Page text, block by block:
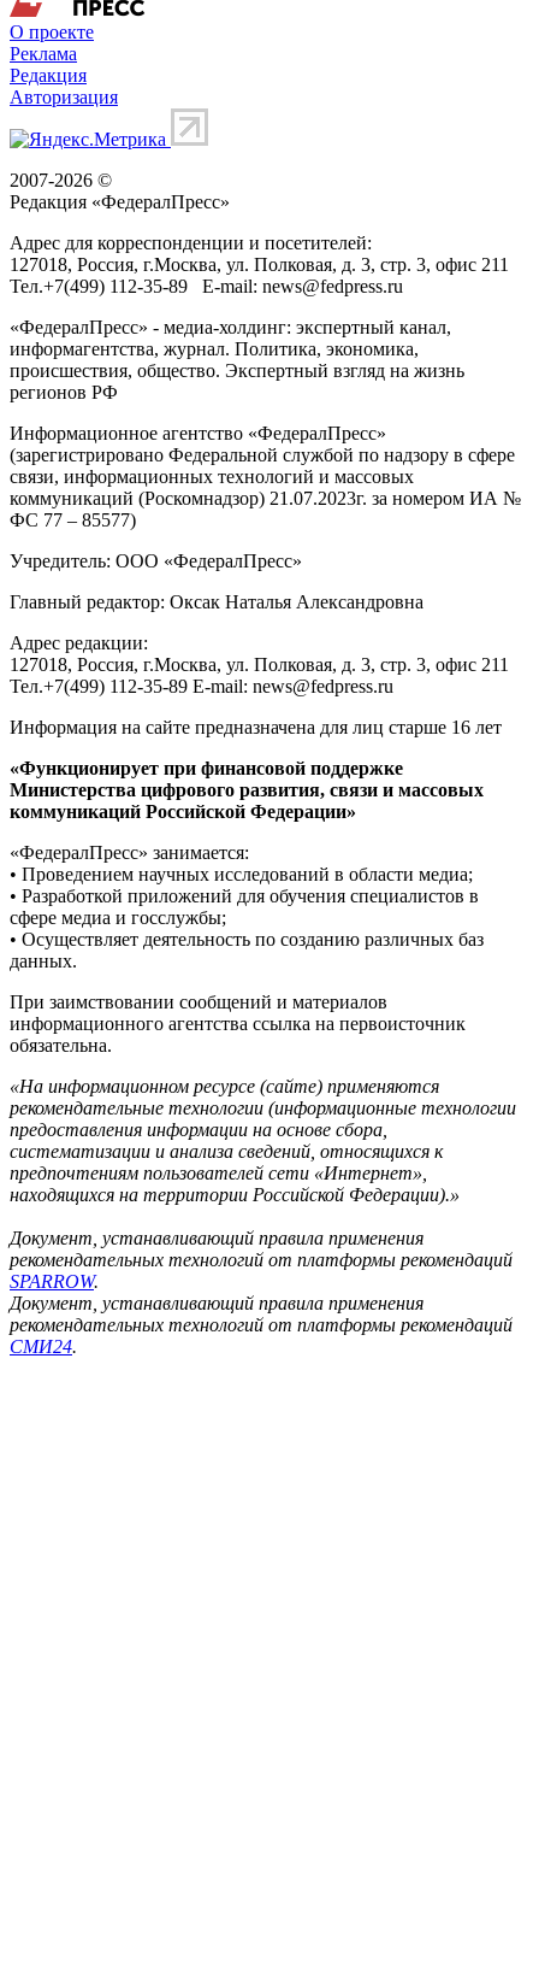
О проекте
Реклама
Редакция
Авторизация
2007-2026 ©
Редакция «ФедералПресс»
Адрес для корреспонденции и посетителей:
127018, Россия, г.Москва, ул. Полковая, д. 3, стр. 3, офис 211
Тел.+7(499) 112-35-89 E-mail: news@fedpress.ru
«ФедералПресс» - медиа-холдинг: экспертный канал,
информагентства, журнал. Политика, экономика,
происшествия, общество. Экспертный взгляд на жизнь
регионов РФ
Информационное агентство «ФедералПресс»
(зарегистрировано Федеральной службой по надзору в сфере
связи, информационных технологий и массовых
коммуникаций (Роскомнадзор) 21.07.2023г. за номером ИА №
ФС 77 – 85577)
Учредитель: ООО «ФедералПресс»
Главный редактор: Оксак Наталья Александровна
Адрес редакции:
127018, Россия, г.Москва, ул. Полковая, д. 3, стр. 3, офис 211
Тел.+7(499) 112-35-89 E-mail: news@fedpress.ru
Информация на сайте предназначена для лиц старше 16 лет
«Функционирует при финансовой поддержке
Министерства цифрового развития, связи и массовых
коммуникаций Российской Федерации»
«ФедералПресс» занимается:
• Проведением научных исследований в области медиа;
• Разработкой приложений для обучения специалистов в
сфере медиа и госслужбы;
• Осуществляет деятельность по созданию различных баз
данных.
При заимствовании сообщений и материалов
информационного агентства ссылка на первоисточник
обязательна.
«На информационном ресурсе (сайте) применяются
рекомендательные технологии (информационные технологии
предоставления информации на основе сбора,
систематизации и анализа сведений, относящихся к
предпочтениям пользователей сети «Интернет»,
находящихся на территории Российской Федерации).»
Документ, устанавливающий правила применения
рекомендательных технологий от платформы рекомендаций
SPARROW.
Документ, устанавливающий правила применения
рекомендательных технологий от платформы рекомендаций
СМИ24.